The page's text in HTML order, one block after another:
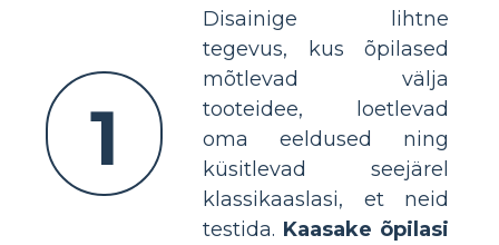
1
Disainige lihtne
tegevus, kus õpilased
mõtlevad välja
tooteidee, loetlevad
oma eeldused ning
küsitlevad seejärel
klassikaaslasi, et neid
testida. Kaasake õpilasi